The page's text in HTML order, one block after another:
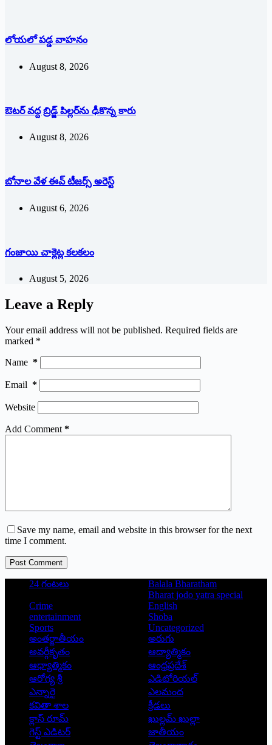
లోయలో పడ్డ వాహనం
August 8, 2026
ఔటర్‌ ‌వద్ద బ్రిడ్జ్ పిల్లర్‌ను ఢీకొన్న కారు
August 8, 2026
బోనాల వేళ ఈవ్‌ ‌టీజర్స్ అరెస్ట్
August 6, 2026
గంజాయి చాక్లెట్ల కలకలం
August 5, 2026
Leave a Reply
Your email address will not be published. Required fields are
marked *
Name *
Email *
Website
Add Comment *
Save my name, email and website in this browser for the next
time I comment.
Post Comment
24 గంటలు
Balala Bharatham
Bharat jodo yatra special
Crime
English
entertainment
Shoba
Sports
Uncategorized
అంతర్జాతీయం
అరుగు
అవర్గీకృతం
ఆద్యాత్మికం
ఆధ్యాత్మికం
ఆంధ్రప్రదేశ్
ఆరోగ్య శ్రీ
ఎడిటోరియల్
ఎన్నారై
ఎలమంద
కవితా శాల
క్రీడలు
క్లాస్ రూమ్
ఖుల్లమ్ ఖుల్లా
గెస్ట్ ఎడిటర్
జాతీయం